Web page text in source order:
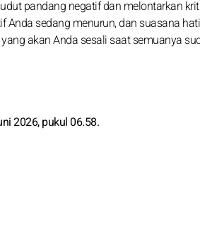
pandang negatif dan melontarkan
sedang menurun, dan suasana
akan Anda sesali saat semuanya
2026, pukul 06.58.